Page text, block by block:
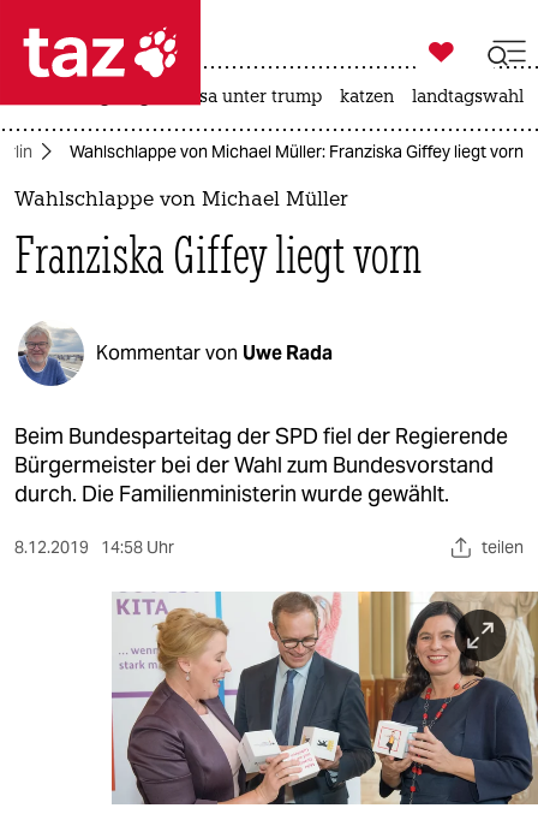
 taz zahl ich
taz zahl ich
politik
öko
gesellschaft
kultur
sport
berlin
veranstaltungen

taz zahl ich
usa unter trump katzen landtagswahl
Wahlschlappe von Michael Müller: Franziska Giffey liegt vorn
Wahlschlappe von Michael Müller
Franziska Giffey liegt vorn
Kommentar von Uwe Rada
Beim Bundesparteitag der SPD fiel der Regierende
Bürgermeister bei der Wahl zum Bundesvorstand
durch. Die Familienministerin wurde gewählt.
8.12.2019 14:58 Uhr teilen